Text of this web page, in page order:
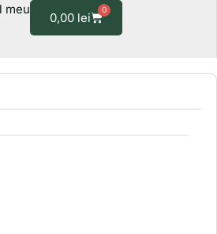
meu
0,00 lei
0
Cart
A